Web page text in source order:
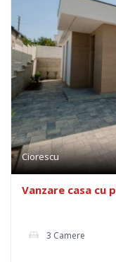
Ciorescu
Vanzare casa cu
3 Camere